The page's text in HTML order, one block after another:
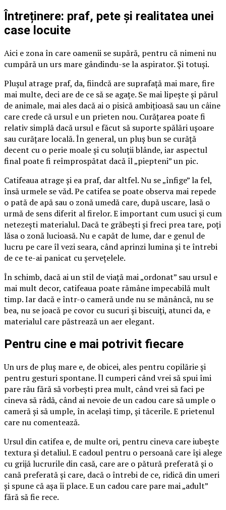
Întreținere: praf, pete și realitatea unei
case locuite
Aici e zona în care oamenii se supără, pentru că nimeni nu
cumpără un urs mare gândindu-se la aspirator. Și totuși.
Plușul atrage praf, da, fiindcă are suprafață mai mare, fire
mai multe, deci are de ce să se agațe. Se mai lipește și părul
de animale, mai ales dacă ai o pisică ambițioasă sau un câine
care crede că ursul e un prieten nou. Curățarea poate fi
relativ simplă dacă ursul e făcut să suporte spălări ușoare
sau curățare locală. În general, un pluș bun se curăță
decent cu o perie moale și cu soluții blânde, iar aspectul
final poate fi reîmprospătat dacă îl „piepteni” un pic.
Catifeaua atrage și ea praf, dar altfel. Nu se „înfige” la fel,
însă urmele se văd. Pe catifea se poate observa mai repede
o pată de apă sau o zonă umedă care, după uscare, lasă o
urmă de sens diferit al firelor. E important cum usuci și cum
netezești materialul. Dacă te grăbești și freci prea tare, poți
lăsa o zonă lucioasă. Nu e capăt de lume, dar e genul de
lucru pe care îl vezi seara, când aprinzi lumina și te întrebi
de ce te-ai panicat cu șervețelele.
În schimb, dacă ai un stil de viață mai „ordonat” sau ursul e
mai mult decor, catifeaua poate rămâne impecabilă mult
timp. Iar dacă e într-o cameră unde nu se mănâncă, nu se
bea, nu se joacă pe covor cu sucuri și biscuiți, atunci da, e
materialul care păstrează un aer elegant.
Pentru cine e mai potrivit fiecare
Un urs de pluș mare e, de obicei, ales pentru copilărie și
pentru gesturi spontane. Îl cumperi când vrei să spui îmi
pare rău fără să vorbești prea mult, când vrei să faci pe
cineva să râdă, când ai nevoie de un cadou care să umple o
cameră și să umple, în același timp, și tăcerile. E prietenul
care nu comentează.
Ursul din catifea e, de multe ori, pentru cineva care iubește
textura și detaliul. E cadoul pentru o persoană care își alege
cu grijă lucrurile din casă, care are o pătură preferată și o
cană preferată și care, dacă o întrebi de ce, ridică din umeri
și spune că așa îi place. E un cadou care pare mai „adult”
fără să fie rece.